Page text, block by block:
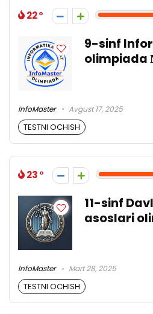
22
9-sinf
olimpiada
InfoMaster Avgust 17, 2025
TESTNI OCHISH
23
11-sinf
asoslari
InfoMaster Mart 28, 2025
TESTNI OCHISH